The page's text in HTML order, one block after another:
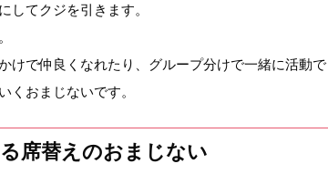
してクジを引きます。
けで仲良くなれたり、グループ分けで一緒に活動で
くおまじないです。
席替えのおまじない